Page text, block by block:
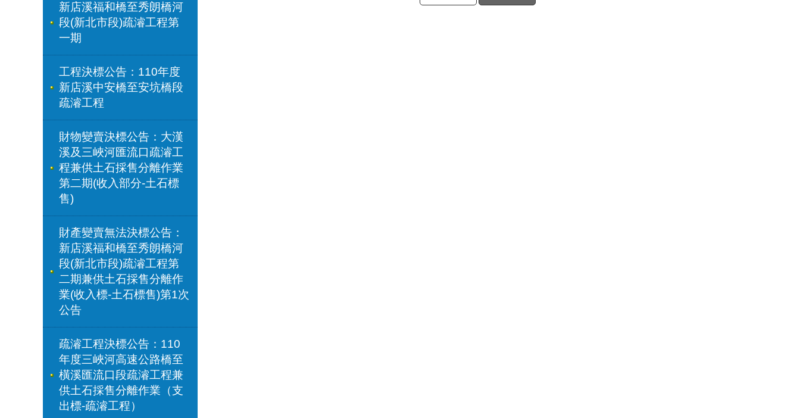
新店溪福和橋至秀朗橋河
段(新北市段)疏濬工程第
一期
工程決標公告：110年度
新店溪中安橋至安坑橋段
疏濬工程
財物變賣決標公告：大漢
溪及三峽河匯流口疏濬工
程兼供土石採售分離作業
第二期(收入部分-土石標
售)
財產變賣無法決標公告：
新店溪福和橋至秀朗橋河
段(新北市段)疏濬工程第
二期兼供土石採售分離作
業(收入標-土石標售)第1次
公告
疏濬工程決標公告：110
年度三峽河高速公路橋至
橫溪匯流口段疏濬工程兼
供土石採售分離作業（支
出標-疏濬工程）